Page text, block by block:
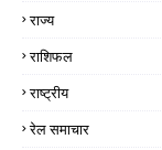
राज्य
राशिफल
राष्ट्रीय
रेल समाचार